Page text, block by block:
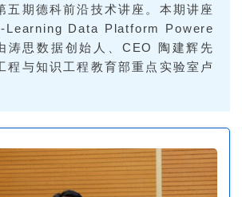
五期德科前沿技术讲座。本期讲座
Learning Data Platform Powere
涛思数据创始人、CEO 陶建辉先
程与知识工程教育部重点实验室卢